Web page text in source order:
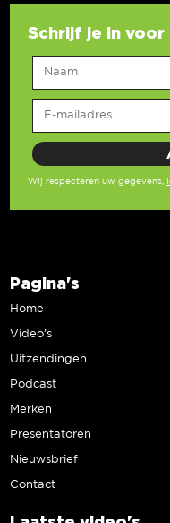
Schrijf je in
Wij respecteren uw gegevens,
Pagina's
Home
Video’s
Uitzendingen
Podcast
Merken
Presentatoren
Nieuwsbrief
Contact